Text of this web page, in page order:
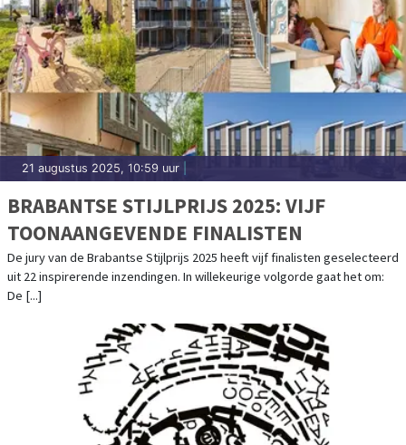
21 augustus 2025, 10:59 uur
BRABANTSE STIJLPRIJS 2025: VIJF
TOONAANGEVENDE FINALISTEN
De jury van de Brabantse Stijlprijs 2025 heeft vijf finalisten geselecteerd
uit 22 inspirerende inzendingen. In willekeurige volgorde gaat het om:
De [...]